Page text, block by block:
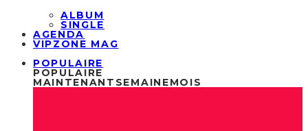
ALBUM
SINGLE
AGENDA
VIPZONE MAG
POPULAIRE
POPULAIRE
MAINTENANT SEMAINEMOIS